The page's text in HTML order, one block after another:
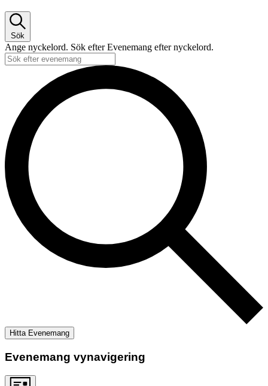
Sök
Ange nyckelord. Sök efter Evenemang efter nyckelord.
Hitta Evenemang
Evenemang vynavigering